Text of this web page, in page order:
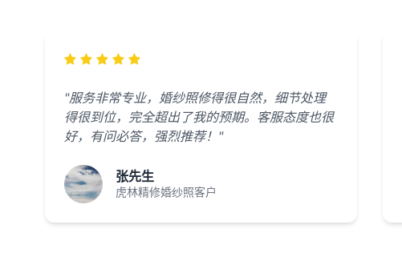
"服务非常专业，婚纱照修得很自然，细节处理
得很到位，完全超出了我的预期。客服态度也很
好，有问必答，强烈推荐！"
张先生
虎林精修婚纱照客户